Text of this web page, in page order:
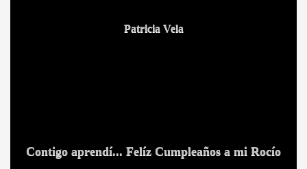
Patricia Vela
Contigo aprendí... Felíz Cumpleaños a mi Rocío